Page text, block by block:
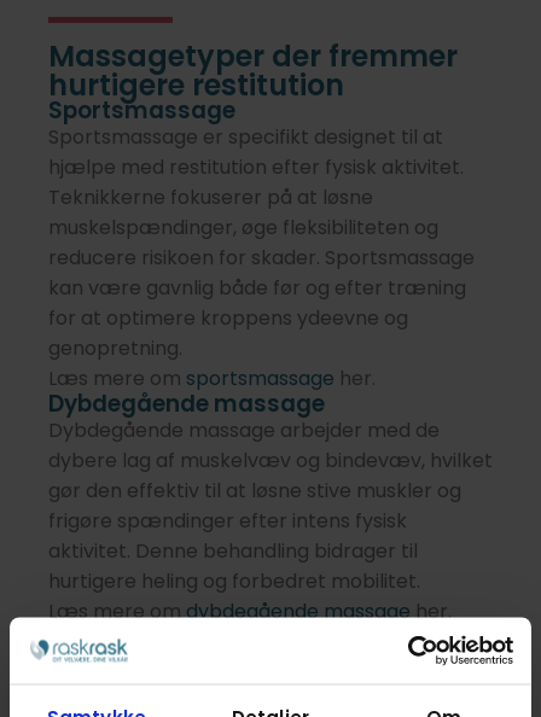
Massagetyper der fremmer
hurtigere restitution
Sportsmassage
Sportsmassage er specifikt designet til at
hjælpe med restitution efter fysisk aktivitet.
Teknikkerne fokuserer på at løsne
muskelspændinger, øge fleksibiliteten og
reducere risikoen for skader. Sportsmassage
kan være gavnlig både før og efter træning
for at optimere kroppens ydeevne og
genopretning.
Læs mere om sportsmassage her.
Dybdegående massage
Dybdegående massage arbejder med de
dybere lag af muskelvæv og bindevæv, hvilket
gør den effektiv til at løsne stive muskler og
frigøre spændinger efter intens fysisk
aktivitet. Denne behandling bidrager til
hurtigere heling og forbedret mobilitet.
Læs mere omdybdegående massageher.
Velvære massage
Selvom velvære massage ofte forbindes med